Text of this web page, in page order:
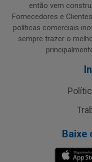
então vem
Fornecedores e
políticas comerciais
sempre trazer o
Baixe